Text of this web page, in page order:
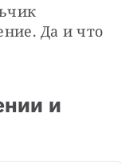
Да и что
и